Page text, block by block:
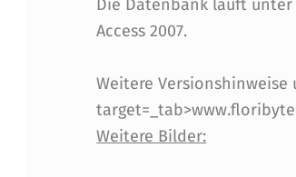
D
I
S
Die Datenbank läuft unter
Access 2007.
Weitere
Weitere Bilder: